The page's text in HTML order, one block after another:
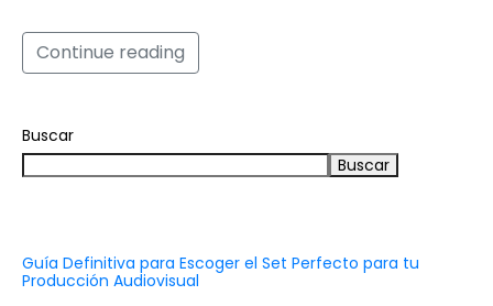
Continue reading
Buscar
Buscar
Guía Definitiva para Escoger el Set Perfecto para tu
Producción Audiovisual